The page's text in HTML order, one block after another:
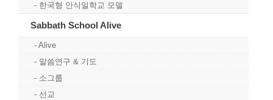
한국형 안식일학교 모델
Sabbath School Alive
Alive
말씀연구 & 기도
소그룹
선교